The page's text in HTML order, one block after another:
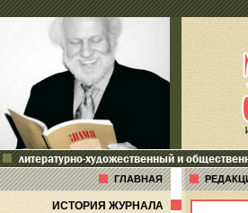
литературно-художественный и
ГЛАВНАЯ
ИСТОРИЯ ЖУРНАЛА